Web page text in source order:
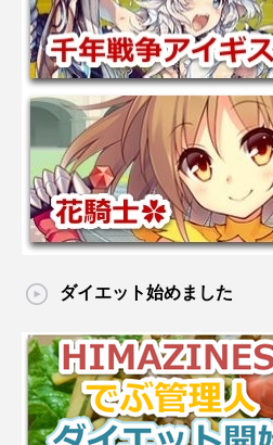
ダイエット始めました